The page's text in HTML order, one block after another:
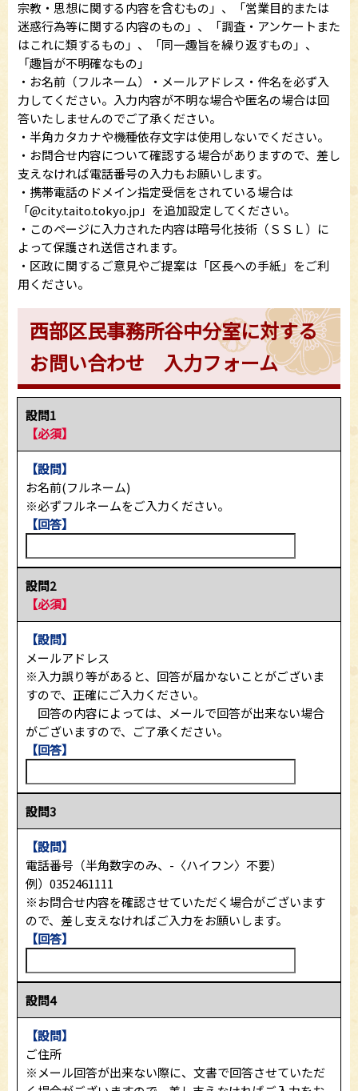
宗教・思想に関する内容を含むもの」、「営業目的または
迷惑行為等に関する内容のもの」、「調査・アンケートまた
はこれに類するもの」、「同一趣旨を繰り返すもの」、
「趣旨が不明確なもの」
・お名前（フルネーム）・メールアドレス・件名を必ず入
力してください。入力内容が不明な場合や匿名の場合は回
答いたしませんのでご了承ください。
・半角カタカナや機種依存文字は使用しないでください。
・お問合せ内容について確認する場合がありますので、差し
支えなければ電話番号の入力もお願いします。
・携帯電話のドメイン指定受信をされている場合は
「@city.taito.tokyo.jp」を追加設定してください。
・このページに入力された内容は暗号化技術（ＳＳＬ）に
よって保護され送信されます。
・区政に関するご意見やご提案は「区長への手紙」をご利
用ください。
西部区民事務所谷中分室に対する
お問い合わせ 入力フォーム
設問1
【必須】
【設問】
お名前(フルネーム)
※必ずフルネームをご入力ください。
【回答】
設問2
【必須】
【設問】
メールアドレス
※入力誤り等があると、回答が届かないことがございま
すので、正確にご入力ください。
回答の内容によっては、メールで回答が出来ない場合
がございますので、ご了承ください。
【回答】
設問3
【設問】
電話番号（半角数字のみ、-〈ハイフン〉不要）
例）0352461111
※お問合せ内容を確認させていただく場合がございます
ので、差し支えなければご入力をお願いします。
【回答】
設問4
【設問】
ご住所
※メール回答が出来ない際に、文書で回答させていただ